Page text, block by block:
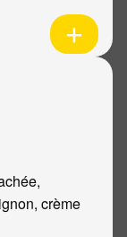
crème